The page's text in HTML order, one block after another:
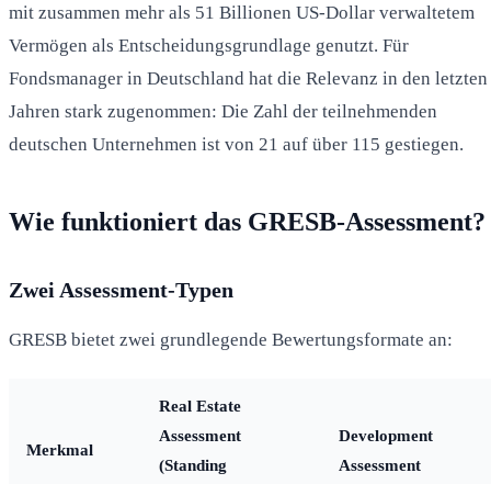
mit zusammen mehr als 51 Billionen US-Dollar verwaltetem
Vermögen als Entscheidungsgrundlage genutzt. Für
Fondsmanager in Deutschland hat die Relevanz in den letzten
Jahren stark zugenommen: Die Zahl der teilnehmenden
deutschen Unternehmen ist von 21 auf über 115 gestiegen.
Wie funktioniert das GRESB-Assessment?
Zwei Assessment-Typen
GRESB bietet zwei grundlegende Bewertungsformate an:
Merkmal
Real Estate
Assessment
(Standing
Development
Assessment